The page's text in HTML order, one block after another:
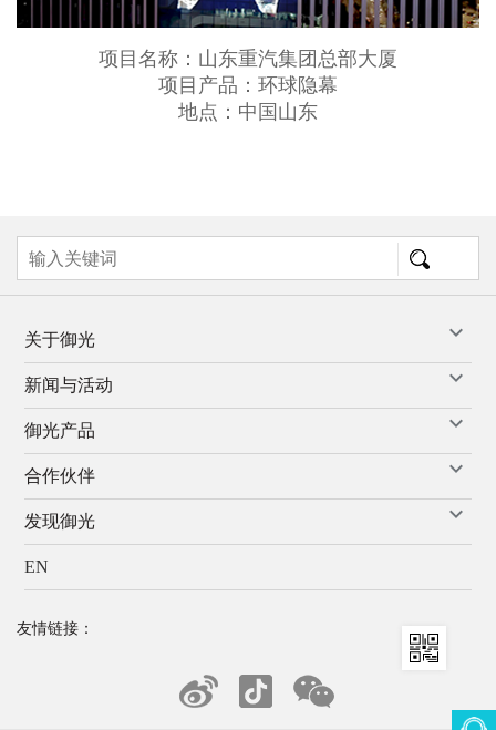
项目名称：山东重汽集团总部大厦
项目产品：环球隐幕
地点：中国山东
关于御光
新闻与活动
御光产品
合作伙伴
发现御光
EN
友情链接：